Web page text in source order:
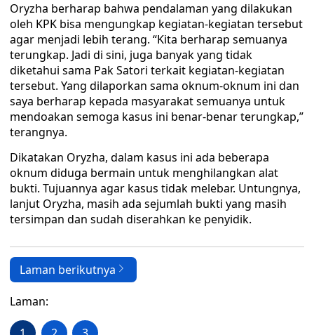
Oryzha berharap bahwa pendalaman yang dilakukan
oleh KPK bisa mengungkap kegiatan-kegiatan tersebut
agar menjadi lebih terang. “Kita berharap semuanya
terungkap. Jadi di sini, juga banyak yang tidak
diketahui sama Pak Satori terkait kegiatan-kegiatan
tersebut. Yang dilaporkan sama oknum-oknum ini dan
saya berharap kepada masyarakat semuanya untuk
mendoakan semoga kasus ini benar-benar terungkap,”
terangnya.
Dikatakan Oryzha, dalam kasus ini ada beberapa
oknum diduga bermain untuk menghilangkan alat
bukti. Tujuannya agar kasus tidak melebar. Untungnya,
lanjut Oryzha, masih ada sejumlah bukti yang masih
tersimpan dan sudah diserahkan ke penyidik.
Laman berikutnya
Laman: